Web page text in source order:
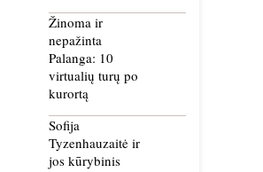
Žinoma ir
nepažinta
Palanga: 10
virtualių turų po
kurortą
Sofija
Tyzenhauzaitė ir
jos kūrybinis